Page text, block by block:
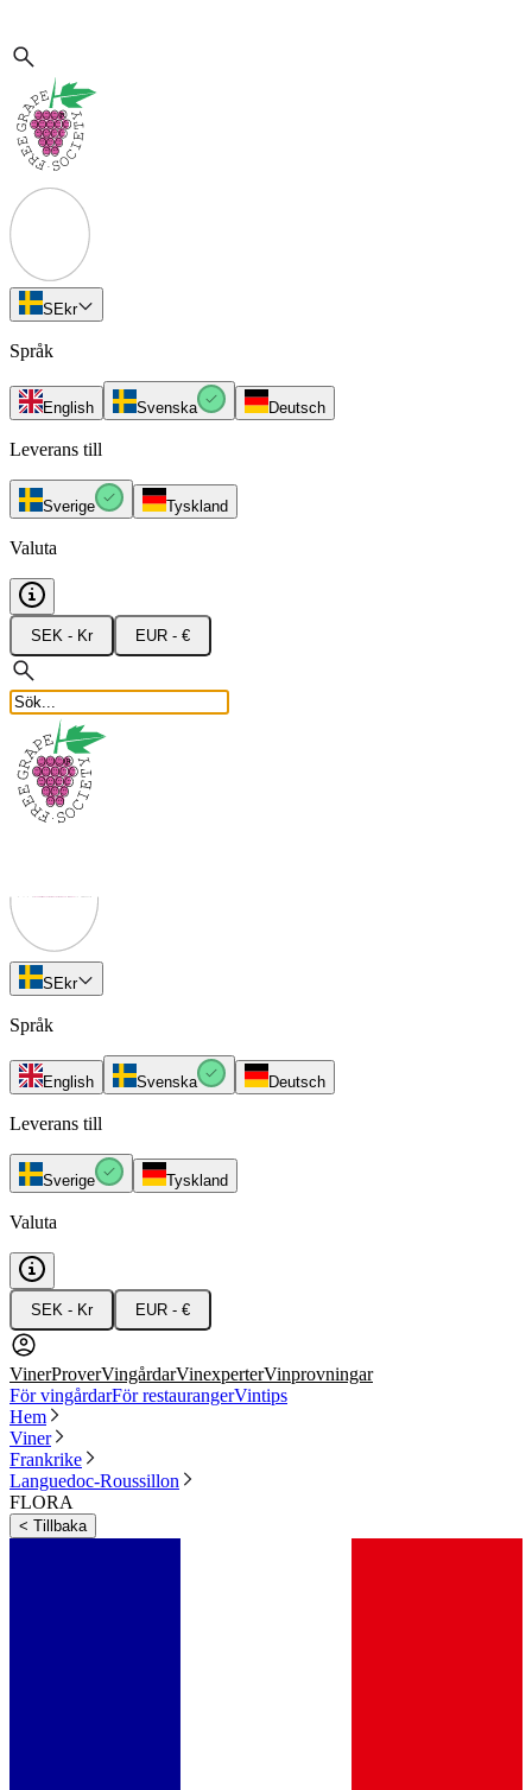
SEkr
Språk
English Svenska Deutsch
Leverans till
Sverige Tyskland
Valuta
SEK - Kr EUR - €
SEkr
Språk
English Svenska Deutsch
Leverans till
Sverige Tyskland
Valuta
SEK - Kr EUR - €
VinerProverVingårdarVinexperterVinprovningar
För vingårdarFör restaurangerVintips
Hem
Viner
Frankrike
Languedoc-Roussillon
FLORA
< Tillbaka